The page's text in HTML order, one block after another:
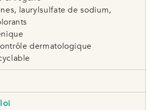
laurylsulfate de sodium,
dermatologique